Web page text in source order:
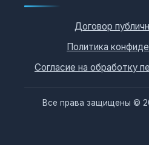
Договор
Политика
Согласие на обработку
Все права защищены ©